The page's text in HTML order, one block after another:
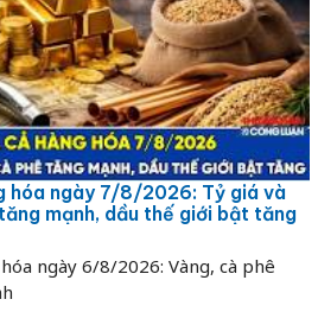
hóa ngày 7/8/2026: Tỷ giá và
mạnh, dầu thế giới bật tăng
ngày 6/8/2026: Vàng, cà phê